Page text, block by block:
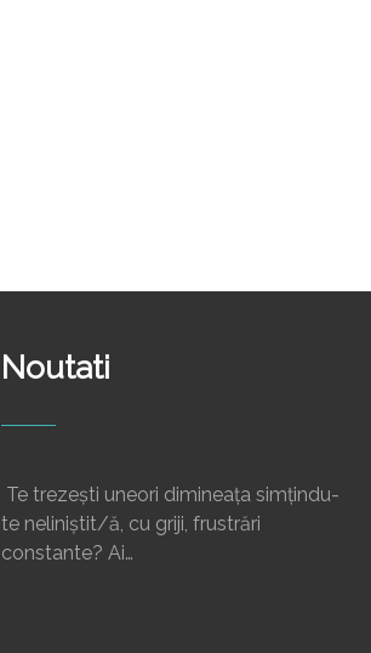
Noutati
Te trezești uneori dimineața simțindu-
te neliniștit/ă, cu griji, frustrări
constante? Ai…